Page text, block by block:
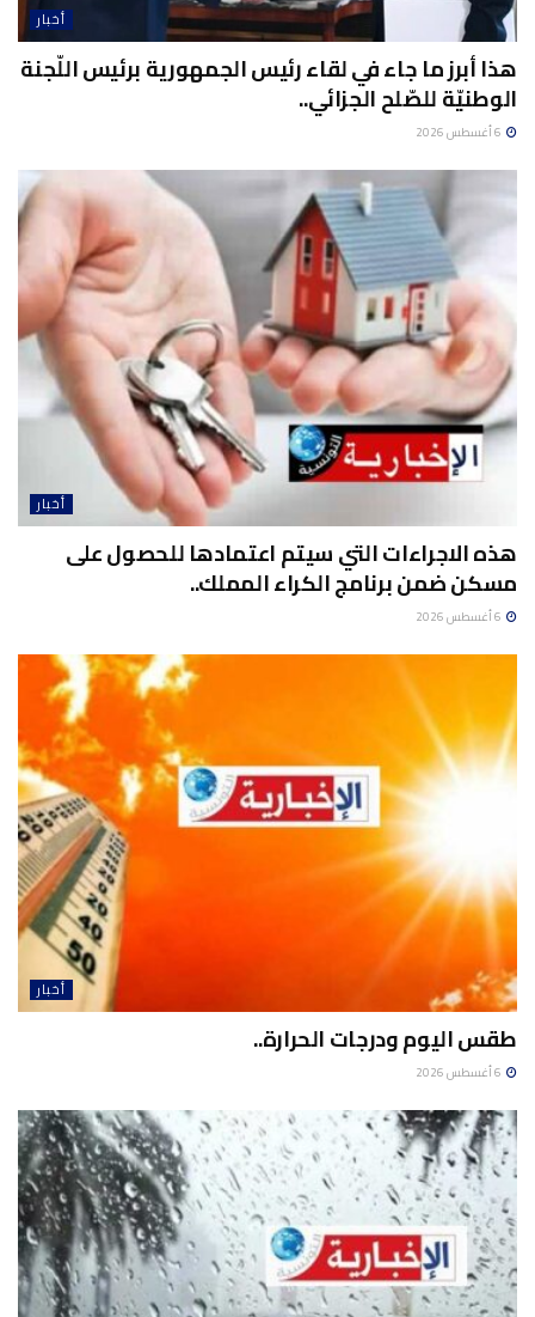
أخبار
هذا أبرز ما جاء في لقاء رئيس الجمهورية برئيس اللّجنة
الوطنيّة للصّلح الجزائي..
أخبار
هذه الاجراءات التي سيتم اعتمادها للحصول على
مسكن ضمن برنامج الكراء المملك..
أخبار
طقس اليوم ودرجات الحرارة..